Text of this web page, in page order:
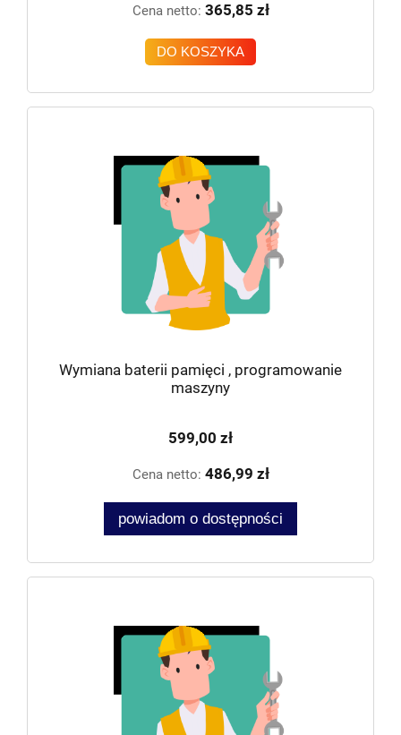
Cena netto: 365,85 zł
DO KOSZYKA
Wymiana baterii pamięci , programowanie
maszyny
599,00 zł
Cena netto: 486,99 zł
powiadom o dostępności